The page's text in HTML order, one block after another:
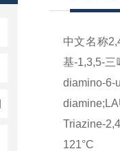
中文名称
基-1,3,5-
diamino-6-
Triazine-
121°C